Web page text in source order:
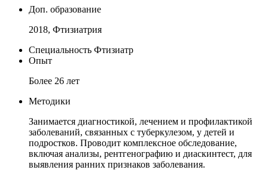
Доп. образование
2018, Фтизиатрия
Специальность Фтизиатр
Опыт
Более 26 лет
Методики
Занимается диагностикой, лечением и профилактикой
заболеваний, связанных с туберкулезом, у детей и
подростков. Проводит комплексное обследование,
включая анализы, рентгенографию и диаскинтест, для
выявления ранних признаков заболевания.